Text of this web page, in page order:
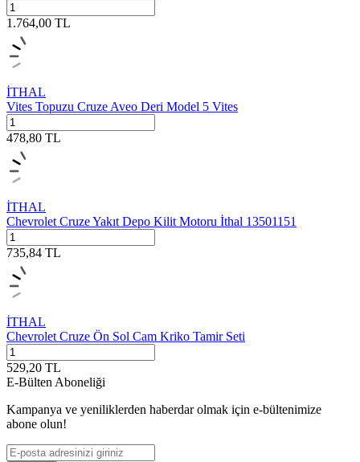
1.764,00 TL
İTHAL
Vites Topuzu Cruze Aveo Deri Model 5 Vites
478,80 TL
İTHAL
Chevrolet Cruze Yakıt Depo Kilit Motoru İthal 13501151
735,84 TL
İTHAL
Chevrolet Cruze Ön Sol Cam Kriko Tamir Seti
529,20 TL
E-Bülten Aboneliği
Kampanya ve yeniliklerden haberdar olmak için e-bültenimize
abone olun!